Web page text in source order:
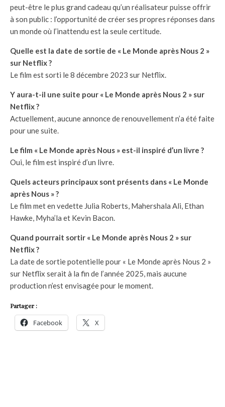
peut-être le plus grand cadeau qu’un réalisateur puisse offrir
à son public : l’opportunité de créer ses propres réponses dans
un monde où l’inattendu est la seule certitude.
Quelle est la date de sortie de « Le Monde après Nous 2 »
sur Netflix ?
Le film est sorti le 8 décembre 2023 sur Netflix.
Y aura-t-il une suite pour « Le Monde après Nous 2 » sur
Netflix ?
Actuellement, aucune annonce de renouvellement n’a été faite
pour une suite.
Le film « Le Monde après Nous » est-il inspiré d’un livre ?
Oui, le film est inspiré d’un livre.
Quels acteurs principaux sont présents dans « Le Monde
après Nous » ?
Le film met en vedette Julia Roberts, Mahershala Ali, Ethan
Hawke, Myha’la et Kevin Bacon.
Quand pourrait sortir « Le Monde après Nous 2 » sur
Netflix ?
La date de sortie potentielle pour « Le Monde après Nous 2 »
sur Netflix serait à la fin de l’année 2025, mais aucune
production n’est envisagée pour le moment.
Partager :
Facebook X